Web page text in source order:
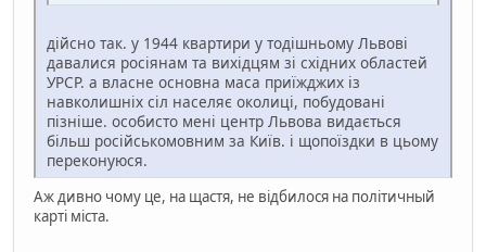
дійсно так. у 1944 квартири у тодішньому Львові
давалися росіянам та вихідцям зі східних областей
УРСР. а власне основна маса приїжджих із
навколишніх сіл населяє околиці, побудовані
пізніше. особисто мені центр Львова видається
більш російськомовним за Київ. і щопоїздки в цьому
переконуюся.
Аж дивно чому це, на щастя, не відбилося на політичный
карті міста.